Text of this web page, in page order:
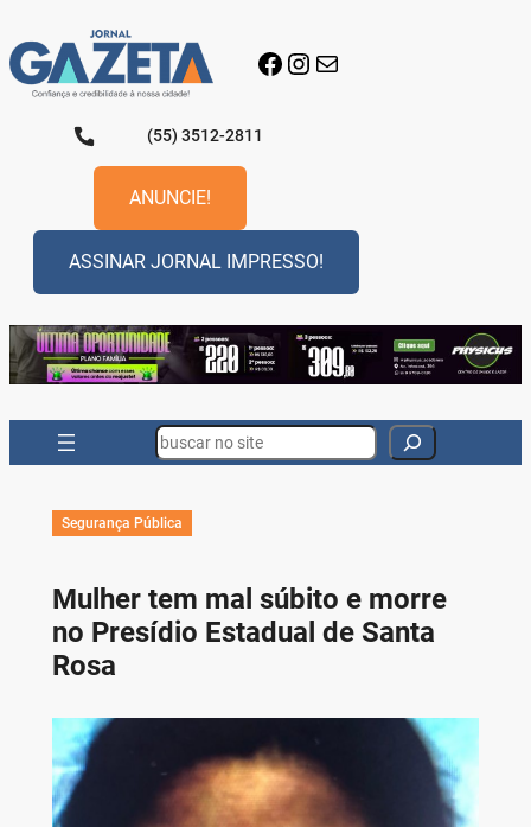
para
o
conteúdo
Facebook
Instagram
E-mail
(55) 3512-2811
ANUNCIE!
ASSINAR JORNAL IMPRESSO!
Search
Segurança Pública
Mulher tem mal súbito e morre
no Presídio Estadual de Santa
Rosa